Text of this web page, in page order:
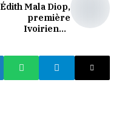
Édith Mala Diop,
première
Ivoirienne
777